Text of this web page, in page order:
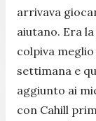
arrivava
aiutano. Era
colpiva
settimana e
aggiunto ai
con Cahill